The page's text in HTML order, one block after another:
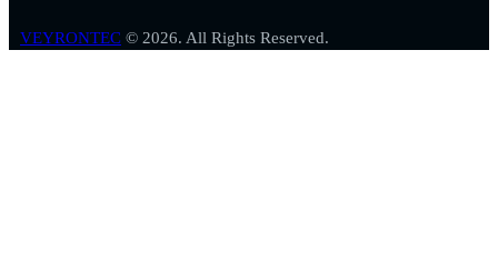
VEYRONTEC © 2026. All Rights Reserved.